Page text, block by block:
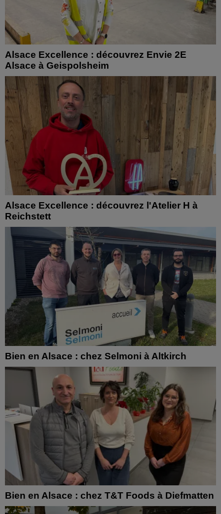
Alsace Excellence : découvrez Envie 2E
Alsace à Geispolsheim
Alsace Excellence : découvrez l'Atelier H à
Reichstett
Bien en Alsace : chez Selmoni à Altkirch
Bien en Alsace : chez T&T Foods à Diefmatten